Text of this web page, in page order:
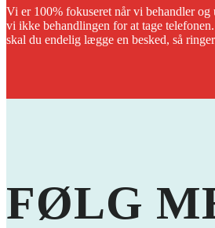
Vi er 100% fokuseret når vi behandler
vi ikke behandlingen for at tage
skal du endelig lægge en besked, så
FØLG